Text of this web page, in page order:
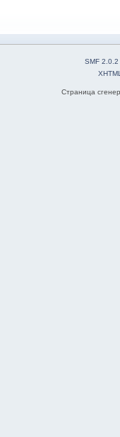
SMF 2.0.2
Страница